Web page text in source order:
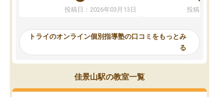
ないのは私たち講師の責任です」と言
ってくださり、確かに！と考えて、思
ったんですが、学生の先生から学ぶこ
み、徐々に成績が上がったらいいなと
思っていました。何が今足りないのか
を的確に指導いただき、子どももびっ
くりするほど楽しんでやる気を持って
塾を受けています。狙い通り、少しず
投稿日：2026年03月13日
可能なので本当に助か
らないところをピンポイ
頂いて、とてもわかり
していました。一生を
スト、多少お金がかかっ
投稿日：
トライのオンライン個別指導塾の口コミをもっとみ
る
佳景山駅の教室一覧